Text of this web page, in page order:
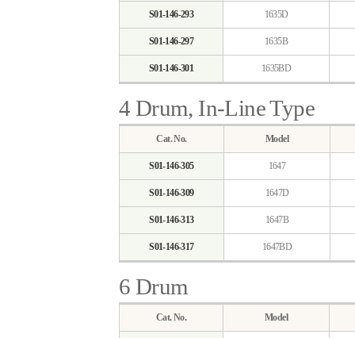
S01-146-293 1635D
S01-146-297 1635B
S01-146-301 1635BD
4 Drum, In-Line Type
Cat. No. Model
S01-146-305 1647
S01-146-309 1647D
S01-146-313 1647B
S01-146-317 1647BD
6 Drum
Cat. No. Model